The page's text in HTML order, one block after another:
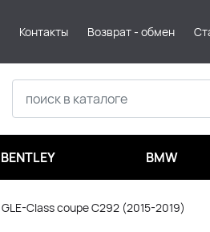
Контакты Возврат - обмен
BENTLEY BMW
GLE-Class coupe C292 (2015-2019)